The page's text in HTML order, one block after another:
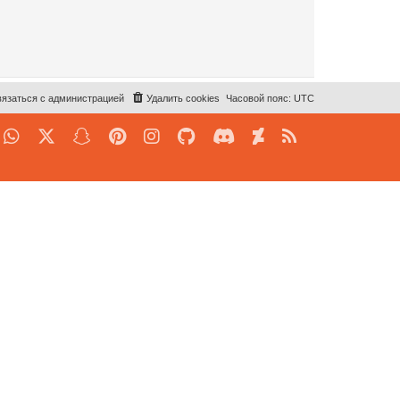
Часовой пояс: UTC
Удалить cookies
с администрацией